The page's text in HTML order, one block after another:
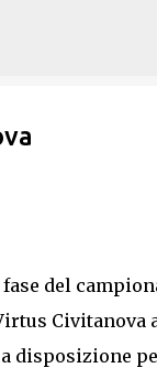
del
Civitanova
disposizione